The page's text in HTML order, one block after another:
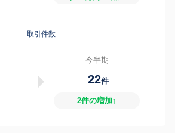
取引件数
今半期
22件
2件の増加↑